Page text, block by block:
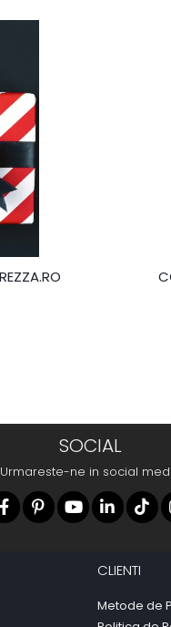
SOCIAL
Urmareste-ne in social
CLIENTI
Metode de